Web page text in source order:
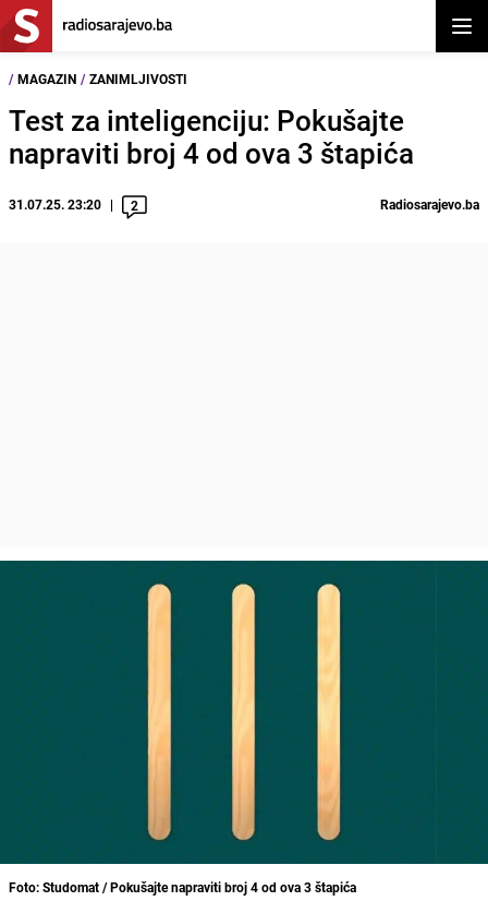
/ MAGAZIN / ZANIMLJIVOSTI
Test za inteligenciju: Pokušajte
napraviti broj 4 od ova 3 štapića
31.07.25. 23:20 2 Radiosarajevo.ba
Foto: Studomat / Pokušajte napraviti broj 4 od ova 3 štapića